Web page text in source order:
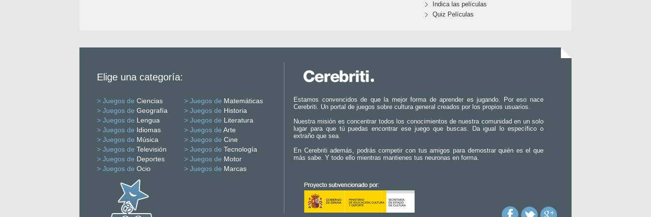
Indica las películas
Quiz Películas
Elige una categoría:
> Juegos de Ciencias > Juegos de Matemáticas
> Juegos de Geografía > Juegos de Historia
> Juegos de Lengua > Juegos de Literatura
> Juegos de Idiomas > Juegos de Arte
> Juegos de Música > Juegos de Cine
> Juegos de Televisión > Juegos de Tecnología
> Juegos de Deportes > Juegos de Motor
> Juegos de Ocio > Juegos de Marcas
Estamos convencidos de que la mejor forma de aprender es jugando. Por eso nace
Cerebriti. Un portal de juegos sobre cultura general creados por los propios usuarios.
Nuestra misión es concentrar todos los conocimientos de nuestra comunidad en un solo
lugar para que tú puedas encontrar ese juego que buscas. Da igual lo específico o
extraño que sea.
En Cerebriti además, podrás competir con tus amigos para demostrar quién es el que
más sabe. Y todo ello mientras mantienes tus neuronas en forma.